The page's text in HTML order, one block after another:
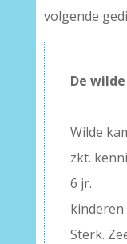
volgende
De
Wilde
zkt.
6 jr.
kinderen
Sterk.